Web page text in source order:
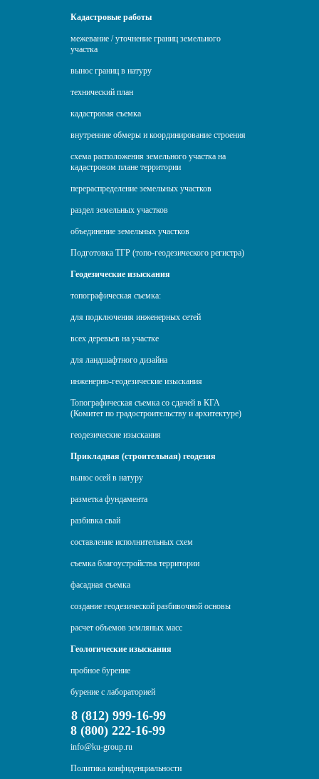
Кадастровые работы
межевание / уточнение границ земельного
участка
вынос границ в натуру
технический план
кадастровая съемка
внутренние обмеры и координирование строения
схема расположения земельного участка на
кадастровом плане территории
перераспределение земельных участков
раздел земельных участков
объединение земельных участков
Подготовка ТГР (топо-геодезического регистра)
Геодезические изыскания
топографическая съемка:
для подключения инженерных сетей
всех деревьев на участке
для ландшафтного дизайна
инженерно-геодезические изыскания
Топографическая съемка со сдачей в КГА
(Комитет по градостроительству и архитектуре)
геодезические изыскания
Прикладная (строительная) геодезия
вынос осей в натуру
разметка фундамента
разбивка свай
составление исполнительных схем
съемка благоустройства территории
фасадная съемка
создание геодезической разбивочной основы
расчет объемов земляных масс
Геологические изыскания
пробное бурение
бурение с лабораторией
8 (812) 999-16-99
8 (800) 222-16-99
info@ku-group.ru
Политика конфиденциальности